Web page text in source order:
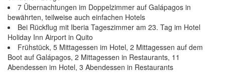
7 Übernachtungen im Doppelzimmer auf Galápagos in
bewährten, teilweise auch einfachen Hotels
Bei Rückflug mit Iberia Tageszimmer am 23. Tag im Hotel
Holiday Inn Airport in Quito
Frühstück, 5 Mittagessen im Hotel, 2 Mittagessen auf dem
Boot auf Galápagos, 2 Mittagessen in Restaurants, 11
Abendessen im Hotel, 3 Abendessen in Restaurants